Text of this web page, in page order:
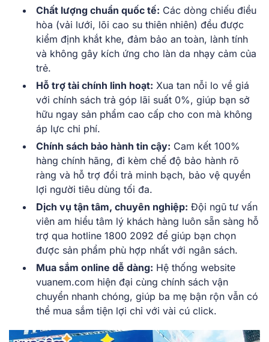
Chất lượng chuẩn quốc tế: Các dòng chiếu điều
hòa (vải lưới, lõi cao su thiên nhiên) đều được
kiểm định khắt khe, đảm bảo an toàn, lành tính
và không gây kích ứng cho làn da nhạy cảm của
trẻ.
Hỗ trợ tài chính linh hoạt: Xua tan nỗi lo về giá
với chính sách trả góp lãi suất 0%, giúp bạn sở
hữu ngay sản phẩm cao cấp cho con mà không
áp lực chi phí.
Chính sách bảo hành tin cậy: Cam kết 100%
hàng chính hãng, đi kèm chế độ bảo hành rõ
ràng và hỗ trợ đổi trả minh bạch, bảo vệ quyền
lợi người tiêu dùng tối đa.
Dịch vụ tận tâm, chuyên nghiệp: Đội ngũ tư vấn
viên am hiểu tâm lý khách hàng luôn sẵn sàng hỗ
trợ qua hotline 1800 2092 để giúp bạn chọn
được sản phẩm phù hợp nhất với ngân sách.
Mua sắm online dễ dàng: Hệ thống website
vuanem.com hiện đại cùng chính sách vận
chuyển nhanh chóng, giúp ba mẹ bận rộn vẫn có
thể mua sắm tiện lợi chỉ với vài cú click.